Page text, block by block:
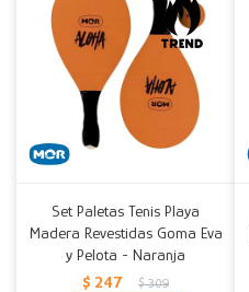
Set Paletas Tenis Playa
Madera Revestidas Goma Eva
y Pelota - Naranja
$ 247 $ 309